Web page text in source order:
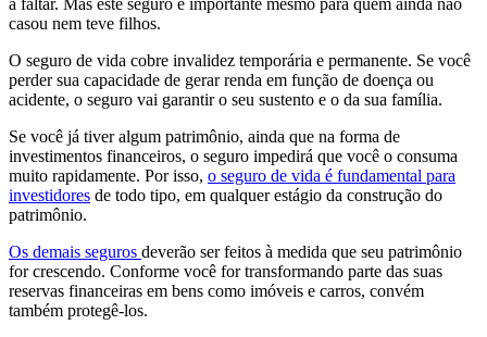
a faltar. Mas este seguro é importante mesmo para quem ainda não
casou nem teve filhos.
O seguro de vida cobre invalidez temporária e permanente. Se você
perder sua capacidade de gerar renda em função de doença ou
acidente, o seguro vai garantir o seu sustento e o da sua família.
Se você já tiver algum patrimônio, ainda que na forma de
investimentos financeiros, o seguro impedirá que você o consuma
muito rapidamente. Por isso, o seguro de vida é fundamental para
investidores de todo tipo, em qualquer estágio da construção do
patrimônio.
Os demais seguros deverão ser feitos à medida que seu patrimônio
for crescendo. Conforme você for transformando parte das suas
reservas financeiras em bens como imóveis e carros, convém
também protegê-los.